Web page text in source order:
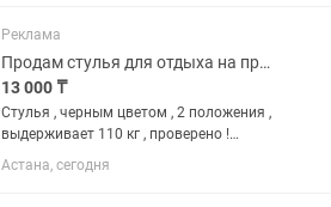
— б/у,...
Реклама
Продам стулья для отдыха на природе и рыбалки !
13 000 ₸
Стулья , черным цветом , 2 положения ,
выдерживает 110 кг , проверено !
Занимает мало места , чехол есть
Астана, сегодня